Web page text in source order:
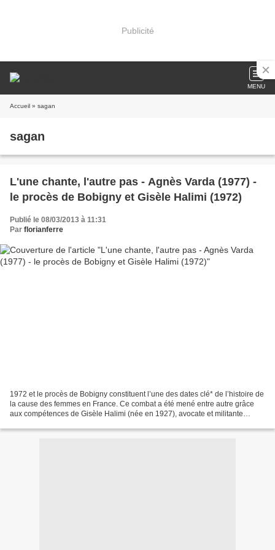
Publicité
MENU
Accueil » sagan
sagan
L'une chante, l'autre pas - Agnès Varda (1977) -
le procès de Bobigny et Gisèle Halimi (1972)
Publié le 08/03/2013 à 11:31
Par florianferre
1972 et le procès de Bobigny constituent l’une des dates clé* de l’histoire de
la cause des femmes en France. Ce combat a été mené entre autre grâce
aux compétences de Gisèle Halimi (née en 1927), avocate et militante